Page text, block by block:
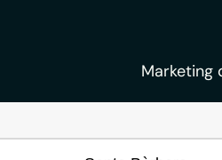
Marketing